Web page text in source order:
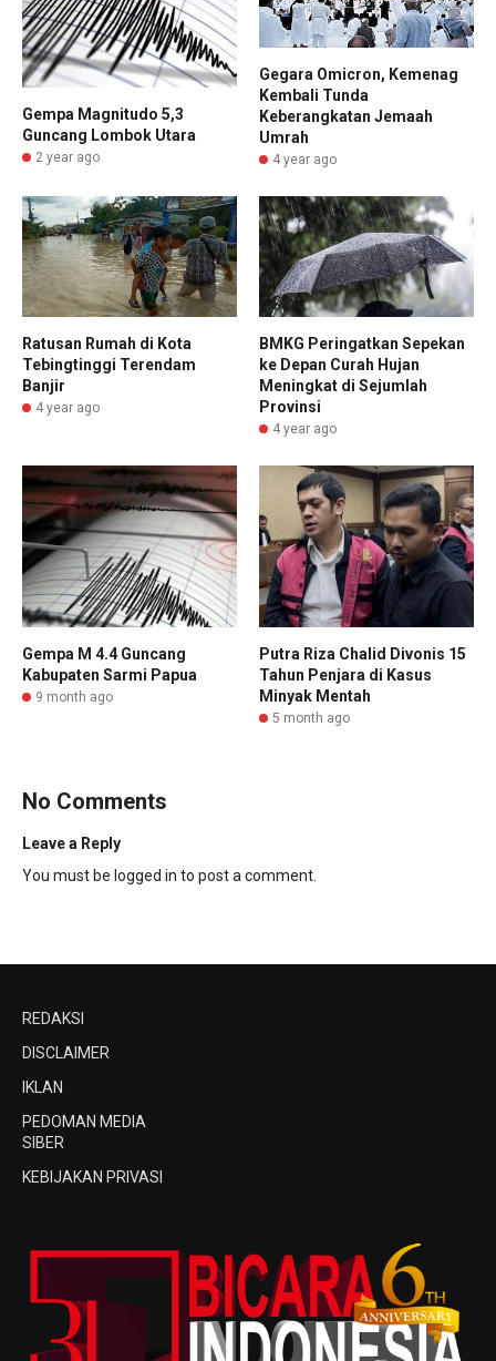
Gempa Magnitudo 5,3
Guncang Lombok Utara
2 year ago
Gegara Omicron, Kemenag
Kembali Tunda
Keberangkatan Jemaah
Umrah
4 year ago
Ratusan Rumah di Kota
Tebingtinggi Terendam
Banjir
4 year ago
BMKG Peringatkan Sepekan
ke Depan Curah Hujan
Meningkat di Sejumlah
Provinsi
4 year ago
Gempa M 4.4 Guncang
Kabupaten Sarmi Papua
9 month ago
Putra Riza Chalid Divonis 15
Tahun Penjara di Kasus
Minyak Mentah
5 month ago
No Comments
Leave a Reply
You must be logged in to post a comment.
REDAKSI
DISCLAIMER
IKLAN
PEDOMAN MEDIA
SIBER
KEBIJAKAN PRIVASI